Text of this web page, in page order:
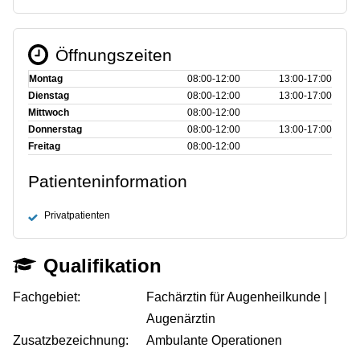
Öffnungszeiten
Montag 08:00‑12:00
13:00‑17:00
Dienstag
08:00‑12:00
13:00‑17:00
Mittwoch
08:00‑12:00
Donnerstag
08:00‑12:00
13:00‑17:00
Freitag
08:00‑12:00
Patienteninformation
Privatpatienten
Qualifikation
Fachgebiet:
Fachärztin für Augenheilkunde |
Augenärztin
Zusatzbezeichnung:
Ambulante Operationen